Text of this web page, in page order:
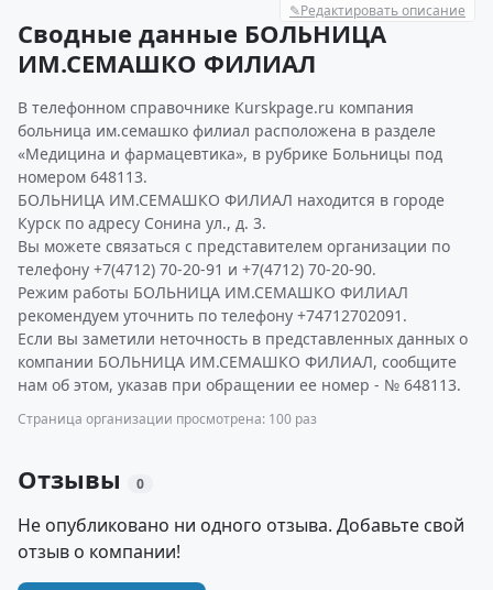
✎Редактировать описание
Сводные данные БОЛЬНИЦА
ИМ.СЕМАШКО ФИЛИАЛ
В телефонном справочнике Kurskpage.ru компания
больница им.семашко филиал расположена в разделе
«Медицина и фармацевтика», в рубрике Больницы под
номером 648113.
БОЛЬНИЦА ИМ.СЕМАШКО ФИЛИАЛ находится в городе
Курск по адресу Сонина ул., д. 3.
Вы можете связаться с представителем организации по
телефону +7(4712) 70-20-91 и +7(4712) 70-20-90.
Режим работы БОЛЬНИЦА ИМ.СЕМАШКО ФИЛИАЛ
рекомендуем уточнить по телефону +74712702091.
Если вы заметили неточность в представленных данных о
компании БОЛЬНИЦА ИМ.СЕМАШКО ФИЛИАЛ, сообщите
нам об этом, указав при обращении ее номер - № 648113.
Страница организации просмотрена: 100 раз
Отзывы 0
Не опубликовано ни одного отзыва. Добавьте свой
отзыв о компании!